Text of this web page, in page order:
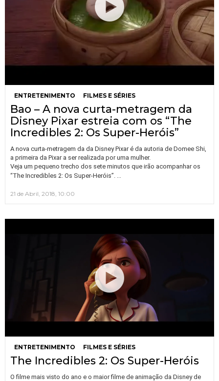
ENTRETENIMENTO FILMES E SÉRIES
Bao – A nova curta-metragem da
Disney Pixar estreia com os “The
Incredibles 2: Os Super-Heróis”
A nova curta-metragem da da Disney Pixar é da autoria de Domee Shi,
a primeira da Pixar a ser realizada por uma mulher.
Veja um pequeno trecho dos sete minutos que irão acompanhar os
“The Incredibles 2: Os Super-Heróis”. …
21 de Abril, 2018, 10:00
ENTRETENIMENTO FILMES E SÉRIES
The Incredibles 2: Os Super-Heróis
O filme mais visto do ano e o maior filme de animação da Disney de